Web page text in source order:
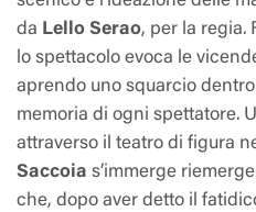
da Lello Serao, per la regia.
lo spettacolo evoca le
aprendo uno squarcio dentro
memoria di ogni spettatore.
attraverso il teatro di figura
Saccoia s’immerge
che, dopo aver detto il